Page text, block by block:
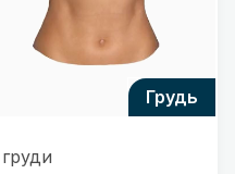
грудь